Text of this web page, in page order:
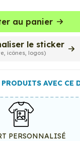
au panier
le sticker
icônes, logos)
PRODUITS AVEC CE
PERSONNALISÉ